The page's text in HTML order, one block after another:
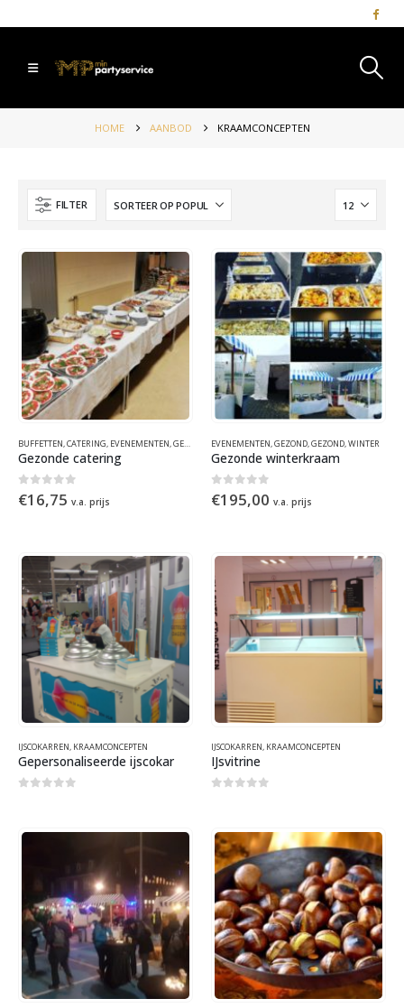
HOME AANBOD KRAAMCONCEPTEN
FILTER
BUFFETTEN,CATERING, EVENEMENTEN,GEZOND GEZOND,GEZOND,UNCATEGORIZED,WINTER
Gezonde catering
0out of 5
€16,75 v.a. prijs
EVENEMENTEN,GEZOND,GEZOND,WINTER
Gezonde winterkraam
0out of 5
€195,00 v.a. prijs
IJSCOKARREN, KRAAMCONCEPTEN
Gepersonaliseerde ijscokar
IJSCOKARREN, KRAAMCONCEPTEN
IJsvitrine